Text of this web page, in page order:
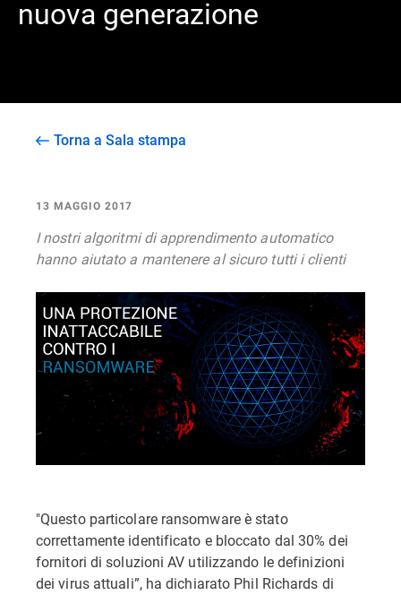
nuova generazione
Torna a Sala stampa
13 MAGGIO 2017
I nostri algoritmi di apprendimento automatico
hanno aiutato a mantenere al sicuro tutti i clienti
"Questo particolare ransomware è stato
correttamente identificato e bloccato dal 30% dei
fornitori di soluzioni AV utilizzando le definizioni
dei virus attuali”, ha dichiarato Phil Richards di